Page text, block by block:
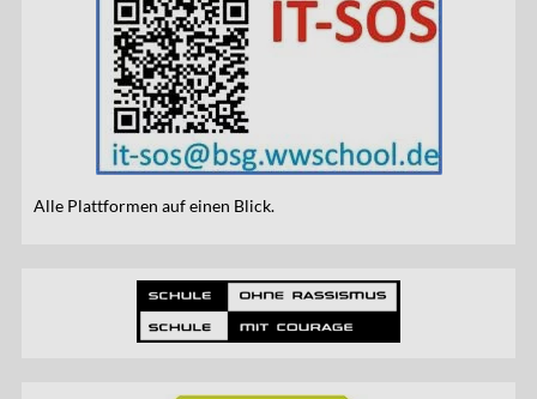
Alle Plattformen auf einen Blick.